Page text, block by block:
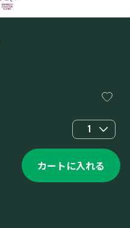
1
カートに入れる